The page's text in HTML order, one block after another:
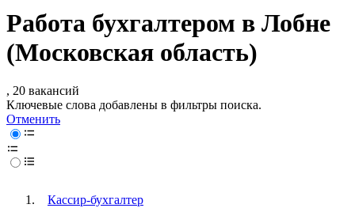
Работа бухгалтером в Лобне
(Московская область)
, 20 вакансий
Ключевые слова добавлены в фильтры поиска.
Отменить
Кассир-бухгалтер